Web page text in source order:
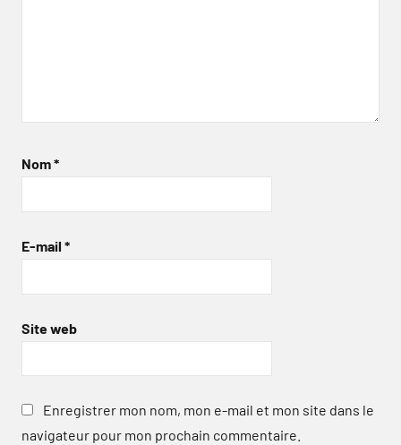
Nom*
E-mail *
Site web
Enregistrer mon nom, mon e-mail et mon site dans le
navigateur pour mon prochain commentaire.